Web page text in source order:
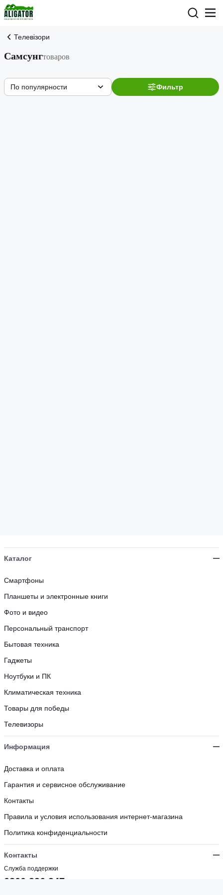
Телевізори
Самсунгтоваров
Фильтр
По популярности
Каталог
Смартфоны
Планшеты и электронные книги
Фото и видео
Персональный транспорт
Бытовая техника
Гаджеты
Ноутбуки и ПК
Климатическая техника
Товары для победы
Телевизоры
Информация
Доставка и оплата
Гарантия и сервисное обслуживание
Контакты
Правила и условия использования интернет-магазина
Политика конфиденциальности
Контакты
Служба поддержки
0800 336 347